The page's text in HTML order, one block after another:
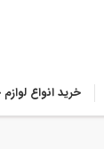
خرید انواع